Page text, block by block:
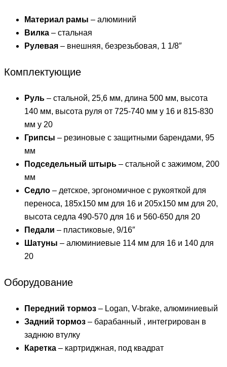
Материал рамы – алюминий
Вилка – стальная
Рулевая – внешняя, безрезьбовая, 1 1/8″
Комплектующие
Руль – стальной, 25,6 мм, длина 500 мм, высота
140 мм, высота руля от 725-740 мм у 16 и 815-830
мм у 20
Грипсы – резиновые с защитными барендами, 95
мм
Подседельный штырь – стальной с зажимом, 200
мм
Седло – детское, эргономичное с рукояткой для
переноса, 185х150 мм для 16 и 205х150 мм для 20,
высота седла 490-570 для 16 и 560-650 для 20
Педали – пластиковые, 9/16″
Шатуны – алюминиевые 114 мм для 16 и 140 для
20
Оборудование
Передний тормоз – Logan, V-brake, алюминиевый
Задний тормоз – барабанный , интегрирован в
заднюю втулку
Каретка – картриджная, под квадрат